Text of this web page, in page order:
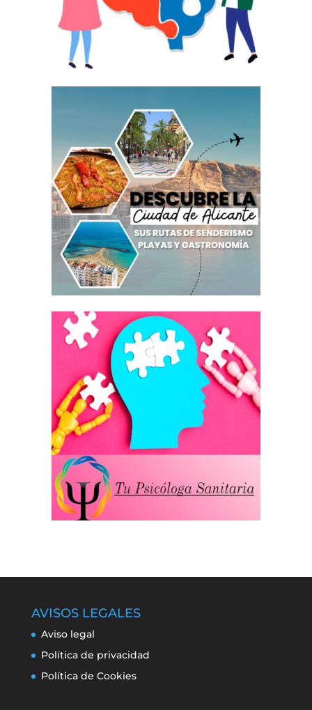
AVISOS LEGALES
Aviso legal
Política de privacidad
Política de Cookies